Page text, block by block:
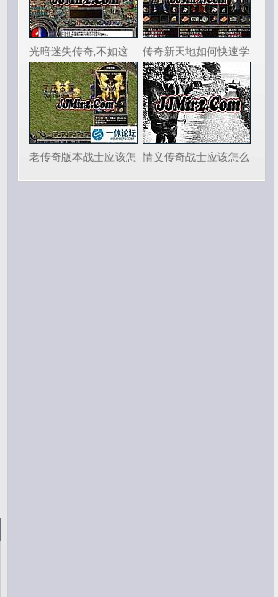
光暗迷失传奇,不如这 传奇新天地如何快速学
老传奇版本战士应该怎 情义传奇战士应该怎么